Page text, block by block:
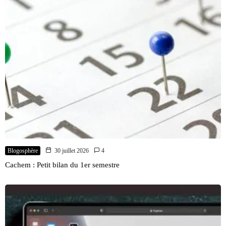
Blogosphère 30 juillet 2026 4
Cachem : Petit bilan du 1er semestre